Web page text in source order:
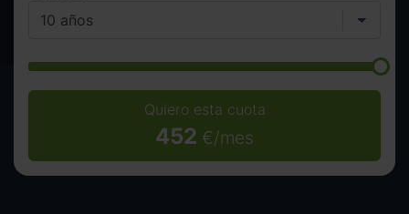
Quiero esta cuota
452 €/mes